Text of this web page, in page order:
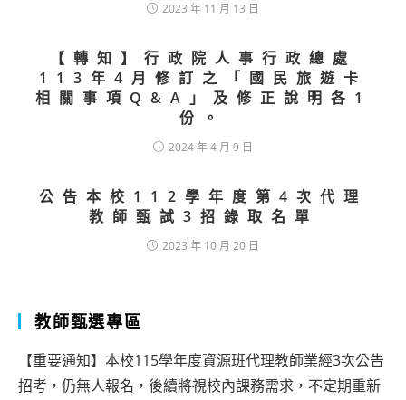
2023 年 11 月 13 日
【轉知】行政院人事行政總處
113年4月修訂之「國民旅遊卡
相關事項Q&A」及修正說明各1
份。
2024 年 4 月 9 日
公告本校112學年度第4次代理
教師甄試3招錄取名單
2023 年 10 月 20 日
教師甄選專區
【重要通知】本校115學年度資源班代理教師業經3次公告
招考，仍無人報名，後續將視校內課務需求，不定期重新